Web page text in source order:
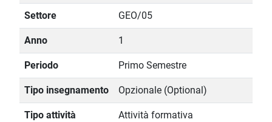
Settore GEO/05
Anno 1
Periodo Primo Semestre
Tipo insegnamento Opzionale (Optional)
Tipo attività
Attività formativa